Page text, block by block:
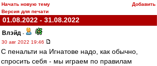
Начать новую тему
Добавить
Версия для печати
01.08.2022 - 31.08.2022
Влэйд -
30 авг 2022 19:46
С пенальти на Игнатове надо, как обычно,
спросить себя - мы играем по правилам